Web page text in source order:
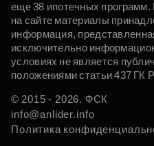
еще 38 ипотечных
на сайте материалы
информация,
исключительно
условиях не является
положениями статьи 437 ГК
© 2015 - 2026. ФСК
info@anlider.info
Политика